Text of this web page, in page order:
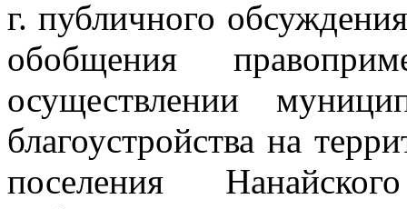
г. публичного
обобщения
осуществлении
благоустройства на
поселения